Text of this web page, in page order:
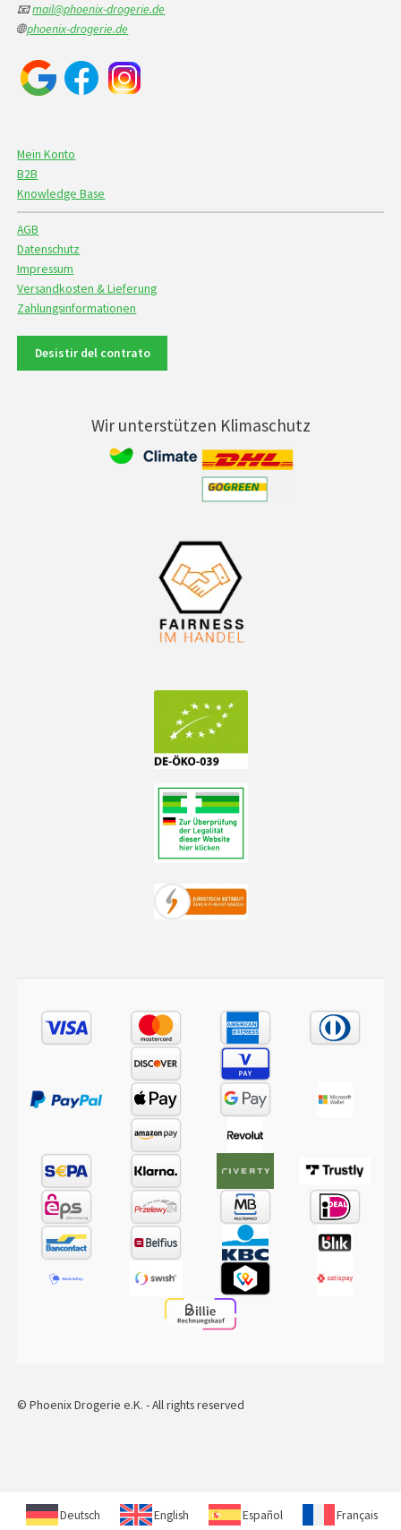
📧mail@phoenix-drogerie.de
🌐phoenix-drogerie.de
Mein Konto
B2B
Knowledge Base
AGB
Datenschutz
Impressum
Versandkosten & Lieferung
Zahlungsinformationen
Desistir del contrato
Wir unterstützen Klimaschutz
© Phoenix Drogerie e.K. - All rights reserved
Deutsch English Español Français